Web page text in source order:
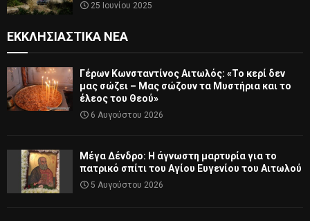
25 Ιουνίου 2025
ΕΚΚΛΗΣΙΑΣΤΙΚΆ ΝΈΑ
Γέρων Κωνσταντίνος Αιτωλός: «Το κερί δεν
μας σώζει – Μας σώζουν τα Μυστήρια και το
έλεος του Θεού»
6 Αυγούστου 2026
Μέγα Δένδρο: Η άγνωστη μαρτυρία για το
πατρικό σπίτι του Αγίου Ευγενίου του Αιτωλού
5 Αυγούστου 2026